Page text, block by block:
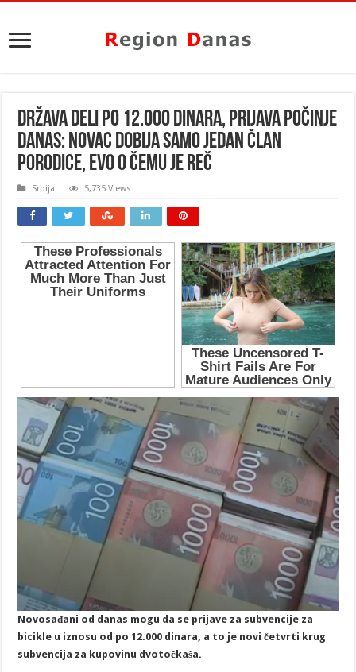
DRŽAVA DELI PO 12.000 DINARA, PRIJAVA POČINJE
DANAS: Novac dobija samo JEDAN član
porodice, EVO O ČEMU JE REČ
Srbija 5,735 Views
Novosađani od danas mogu da se prijave za subvencije za
bicikle u iznosu od po 12.000 dinara, a to je novi četvrti krug
subvencija za kupovinu dvotočkaša.